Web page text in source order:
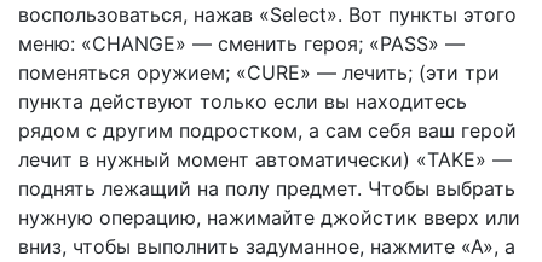
воспользоваться, нажав «Select». Вот пункты этого
меню: «CHANGE» — сменить героя; «PASS» —
поменяться оружием; «CURE» — лечить; (эти три
пункта действуют только если вы находитесь
рядом с другим подростком, а сам себя ваш герой
лечит в нужный момент автоматически) «TAKE» —
поднять лежащий на полу предмет. Чтобы выбрать
нужную операцию, нажимайте джойстик вверх или
вниз, чтобы выполнить задуманное, нажмите «А», а